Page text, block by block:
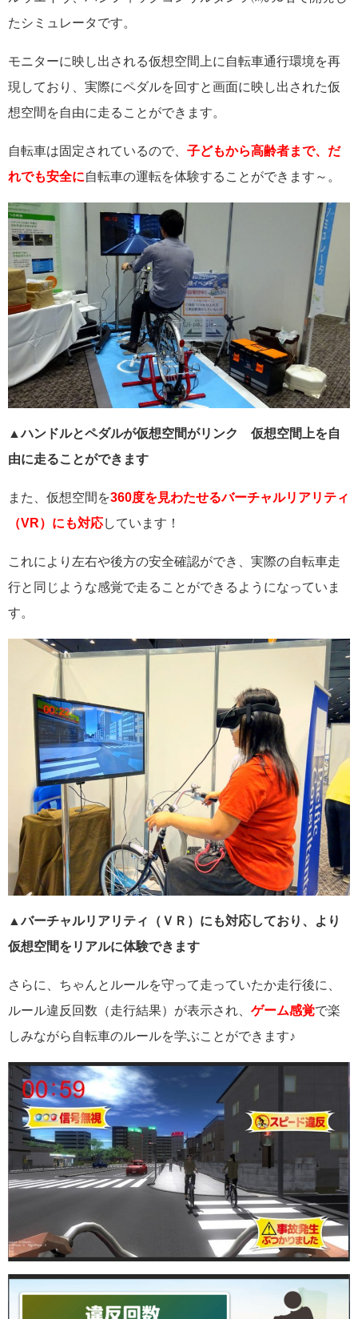
たシミュレータです。
モニターに映し出される仮想空間上に自転車通行環境を再
現しており、実際にペダルを回すと画面に映し出された仮
想空間を自由に走ることができます。
自転車は固定されているので、 子どもから高齢者まで、だ
れでも安全に自転車の運転を体験することができます～。
▲ハンドルとペダルが仮想空間がリンク 仮想空間上を自
由に走ることができます
また、仮想空間を360度を見わたせるバーチャルリアリティ
（VR）にも対応しています！
これにより左右や後方の安全確認ができ、実際の自転車走
行と同じような感覚で走ることができるようになっていま
す。
▲バーチャルリアリティ（ＶＲ）にも対応しており、より
仮想空間をリアルに体験できます
さらに、ちゃんとルールを守って走っていたか走行後に、
ルール違反回数（走行結果）が表示され、 ゲーム感覚で楽
しみながら自転車のルールを学ぶことができます♪